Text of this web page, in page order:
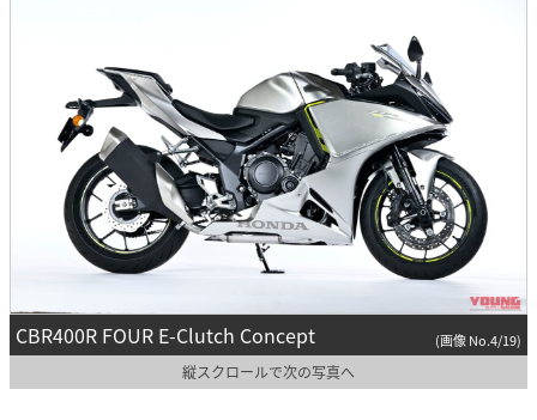
CBR400R FOUR E-Clutch Concept (画像 No.4/19)
縦スクロールで次の写真へ